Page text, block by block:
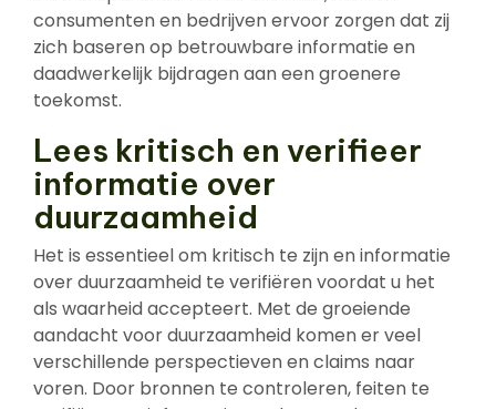
consumenten en bedrijven ervoor zorgen dat zij
zich baseren op betrouwbare informatie en
daadwerkelijk bijdragen aan een groenere
toekomst.
Lees kritisch en verifieer
informatie over
duurzaamheid
Het is essentieel om kritisch te zijn en informatie
over duurzaamheid te verifiëren voordat u het
als waarheid accepteert. Met de groeiende
aandacht voor duurzaamheid komen er veel
verschillende perspectieven en claims naar
voren. Door bronnen te controleren, feiten te